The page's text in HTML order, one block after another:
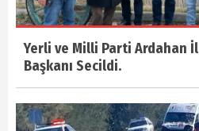
Yerli ve Milli Parti Ardahan İl
Başkanı Secildi.